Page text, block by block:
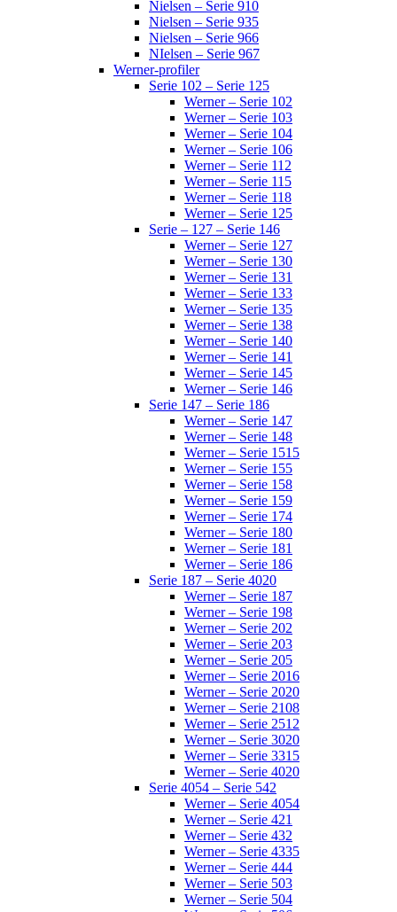
Nielsen – Serie 910
Nielsen – Serie 935
Nielsen – Serie 966
NIelsen – Serie 967
Werner-profiler
Serie 102 – Serie 125
Werner – Serie 102
Werner – Serie 103
Werner – Serie 104
Werner – Serie 106
Werner – Serie 112
Werner – Serie 115
Werner – Serie 118
Werner – Serie 125
Serie – 127 – Serie 146
Werner – Serie 127
Werner – Serie 130
Werner – Serie 131
Werner – Serie 133
Werner – Serie 135
Werner – Serie 138
Werner – Serie 140
Werner – Serie 141
Werner – Serie 145
Werner – Serie 146
Serie 147 – Serie 186
Werner – Serie 147
Werner – Serie 148
Werner – Serie 1515
Werner – Serie 155
Werner – Serie 158
Werner – Serie 159
Werner – Serie 174
Werner – Serie 180
Werner – Serie 181
Werner – Serie 186
Serie 187 – Serie 4020
Werner – Serie 187
Werner – Serie 198
Werner – Serie 202
Werner – Serie 203
Werner – Serie 205
Werner – Serie 2016
Werner – Serie 2020
Werner – Serie 2108
Werner – Serie 2512
Werner – Serie 3020
Werner – Serie 3315
Werner – Serie 4020
Serie 4054 – Serie 542
Werner – Serie 4054
Werner – Serie 421
Werner – Serie 432
Werner – Serie 4335
Werner – Serie 444
Werner – Serie 503
Werner – Serie 504